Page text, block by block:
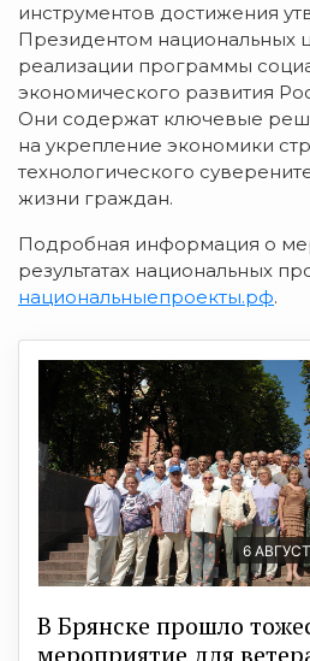
инструментов достижения
Президентом национальных
реализации программы
экономического развития
Они содержат ключевые
на укрепление экономики
технологического
жизни граждан.
Подробная информация о
результатах национальных
национальныепроекты.рф.
6
В Брянске прошло